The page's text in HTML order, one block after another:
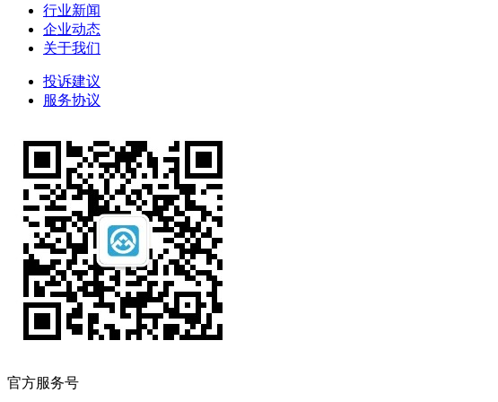
行业新闻
企业动态
关于我们
投诉建议
服务协议
官方服务号